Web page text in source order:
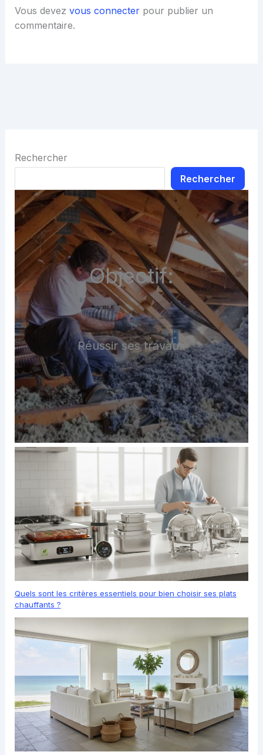
Vous devez vous connecterpour publier un
commentaire.
Rechercher
Rechercher
Objectif:
Réussir ses travaux
Quels sont les critères essentiels pour bien choisir ses plats
chauffants ?